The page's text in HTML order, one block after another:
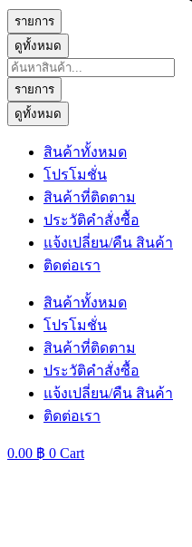
รายการ
ดูทั้งหมด
Search
...
รายการ
ดูทั้งหมด
สินค้าทั้งหมด
โปรโมชั่น
สินค้าที่ติดตาม
ประวัติคำสั่งซื้อ
แจ้งเปลี่ยน/คืน สินค้า
ติดต่อเรา
สินค้าทั้งหมด
โปรโมชั่น
สินค้าที่ติดตาม
ประวัติคำสั่งซื้อ
แจ้งเปลี่ยน/คืน สินค้า
ติดต่อเรา
0.00 ฿ 0 Cart